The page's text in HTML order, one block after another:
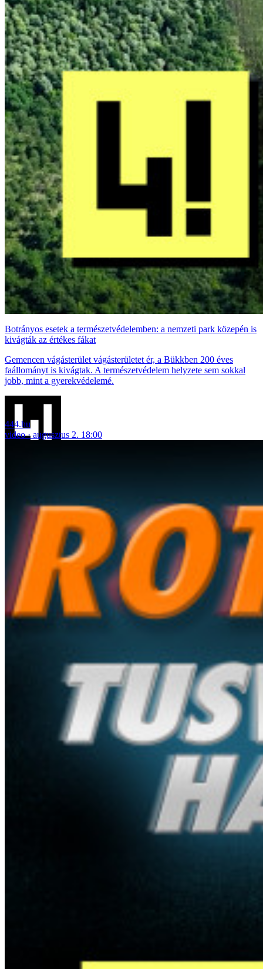
Botrányos esetek a természetvédelemben: a nemzeti park közepén is
kivágták az értékes fákat
Gemencen vágásterület vágásterületet ér, a Bükkben 200 éves
faállományt is kivágtak. A természetvédelem helyzete sem sokkal
jobb, mint a gyerekvédelemé.
444.hu
video
augusztus 2. 18:00